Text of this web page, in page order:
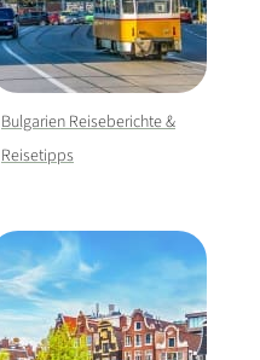
Bulgarien Reiseberichte &
Reisetipps